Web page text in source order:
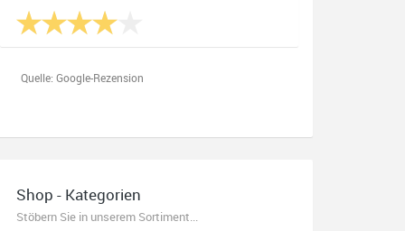
Quelle: Google-Rezension
Habe mir heute eine E-Gitarre und einen Amp gekauft.
Erstklassige Beratung vom Chef. Hier fühlt man sich
aufgehoben. Finger weg vom Internet. Kauft beim
Fachmann zu guten Konditionen. Es zahlt sich aus.
Shop - Kategorien
Stöbern Sie in unserem Sortiment...